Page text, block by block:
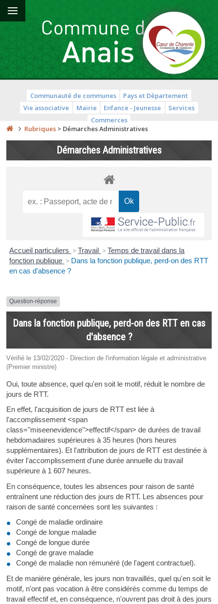
Communauté de communes
Pays et Département
Vie associative
Mairie Enfance - Jeunesse
Services
Commerces
Rubriques > Démarches Administratives
Démarches Administratives
Accueil particuliers > Travail > Temps de travail dans la
fonction publique > Dans la fonction publique, perd-on des RTT
en cas d'absence ?
Question-réponse
Dans la fonction publique, perd-on des RTT en cas
d'absence ?
Vérifié le 13/02/2020 - Direction de l'information légale et administrative
(Premier ministre)
Oui, toute absence, quel qu'en soit le motif, réduit le nombre de
jours de RTT.
En effet, l'acquisition de jours de RTT est liée à
l'accomplissement <span
class="miseenevidence">effectif</span> de durées de travail
hebdomadaires supérieures à 35 heures (hors heures
supplémentaires). Et l'attribution de jours de RTT est destinée à
éviter l'accomplissement d'une durée annuelle du travail
supérieure à 1 607 heures.
En conséquence, toutes les absences pour raison de santé
entraînent une réduction des jours de RTT. Les absences pour
raison de santé concernées sont les suivantes :
Congé de maladie ordinaire
Congé de longue maladie
Congé de longue durée
Congé de grave maladie
Congé de maladie non rémunéré (de l'agent contractuel).
Et de manière générale, les jours non travaillés, quel qu'en soit le
motif, n'ont pas vocation à être considérés comme du temps de
travail effectif et, en conséquence, n'ouvrent pas droit à des jours